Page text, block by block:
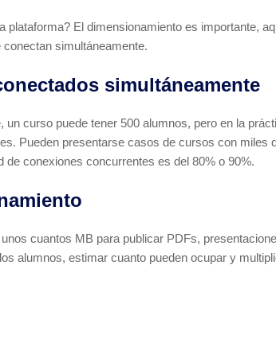
plataforma? El dimensionamiento es importante,
simultáneamente.
simultáneamente
un curso puede tener 500 alumnos, pero en la
Pueden presentarse casos de cursos con
conexiones concurrentes es del 80% o 90%.
cuantos MB para publicar PDFs,
alumnos, estimar cuanto pueden ocupar y